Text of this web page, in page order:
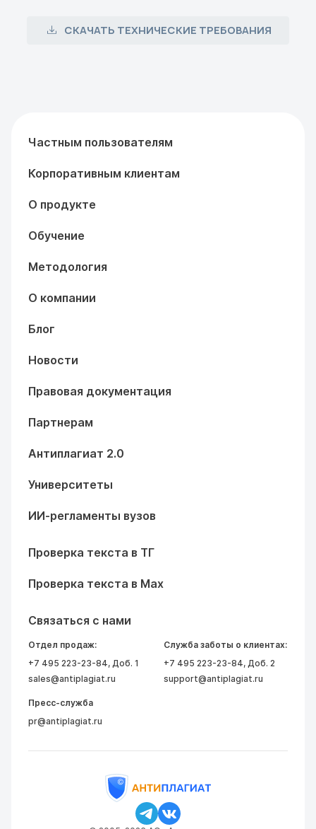
СКАЧАТЬ ТЕХНИЧЕСКИЕ ТРЕБОВАНИЯ
Частным пользователям
Корпоративным клиентам
О продукте
Обучение
Методология
О компании
Блог
Новости
Правовая документация
Партнерам
Антиплагиат 2.0
Университеты
ИИ-регламенты вузов
Проверка текста в ТГ
Проверка текста в Max
Связаться с нами
Отдел продаж:
+7 495 223-23-84, Доб. 1
sales@antiplagiat.ru
Служба заботы о клиентах:
+7 495 223-23-84, Доб. 2
support@antiplagiat.ru
Пресс-служба
pr@antiplagiat.ru